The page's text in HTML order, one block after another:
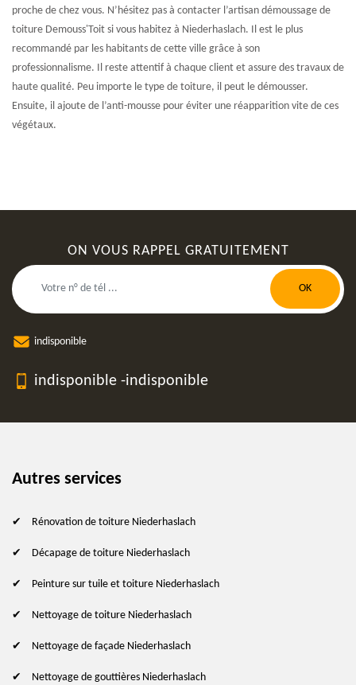
proche de chez vous. N’hésitez pas à contacter l’artisan démoussage de
toiture Demouss'Toit si vous habitez à Niederhaslach. Il est le plus
recommandé par les habitants de cette ville grâce à son
professionnalisme. Il reste attentif à chaque client et assure des travaux de
haute qualité. Peu importe le type de toiture, il peut le démousser.
Ensuite, il ajoute de l’anti-mousse pour éviter une réapparition vite de ces
végétaux.
ON VOUS RAPPEL GRATUITEMENT
indisponible
indisponible -indisponible
Autres services
Rénovation de toiture Niederhaslach
Décapage de toiture Niederhaslach
Peinture sur tuile et toiture Niederhaslach
Nettoyage de toiture Niederhaslach
Nettoyage de façade Niederhaslach
Nettoyage de gouttières Niederhaslach